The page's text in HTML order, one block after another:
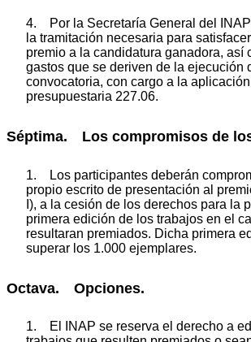
4. Por la Secretaría General del
la tramitación necesaria para
premio a la candidatura ganadora, así
gastos que se deriven de la ejecución
convocatoria, con cargo a la aplicación
presupuestaria 227.06.
Séptima. Los compromisos de
1. Los participantes deberán
propio escrito de presentación al
I), a la cesión de los derechos para la
primera edición de los trabajos en el
resultaran premiados. Dicha primera
superar los 1.000 ejemplares.
Octava. Opciones.
1. El INAP se reserva el derecho a